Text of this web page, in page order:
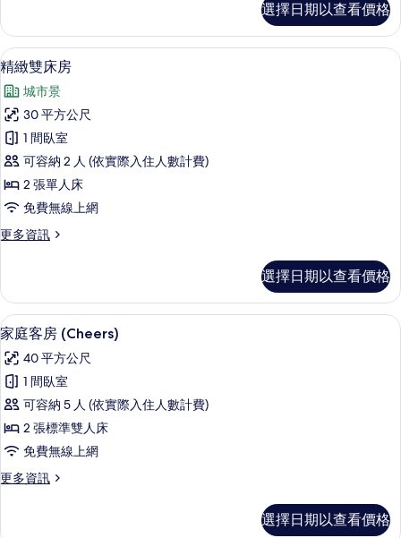
床）
的
所
有
相
片
客
房
（1
雙
人
床）
的
詳
情
選擇日期以查看價格
顯
示
精
緻
雙
床
房
所
相
片
精緻雙床房 | 客房內保險箱、遮光布/
6
精緻雙床房
城市景
30 平方公尺
1 間臥室
可容納 2 人 (依實際入住人數計費)
2 張單人床
免費無線上網
更多資訊
更
雙
床
房
的
詳
情
選擇日期以查看價格
顯
示
家
庭
客
房
(Cheers)
的
有
客房內保險箱、遮光布/窗簾、隔音、
9
家庭客房 (Cheers)
40 平方公尺
1 間臥室
可容納 5 人 (依實際入住人數計費)
2 張標準雙人床
免費無線上網
更多資訊
更
選擇日期以查看價格